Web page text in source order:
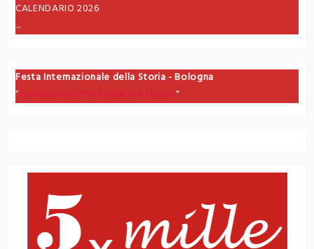
CALENDARIO 2026
...
Festa Internazionale della Storia - Bologna
"Cambiamenti tra Passato e Futuro"